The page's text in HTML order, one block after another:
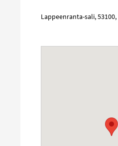
Lappeenranta-sali,53100,